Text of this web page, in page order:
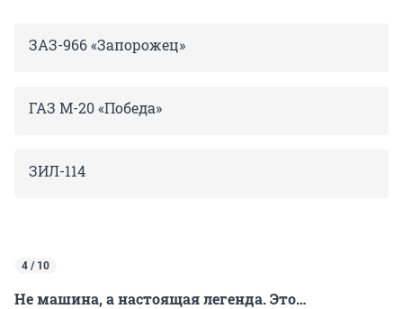
ЗАЗ-966 «Запорожец»
ГАЗ М-20 «Победа»
ЗИЛ-114
4 / 10
Не машина, а настоящая легенда. Это…